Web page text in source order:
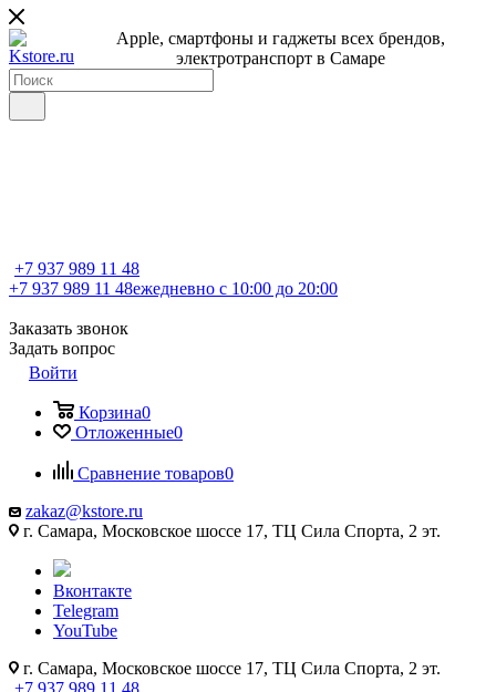
Apple, cмартфоны и гаджеты всех брендов,
электротранспорт в Самаре
+7 937 989 11 48
+7 937 989 11 48ежедневно с 10:00 до 20:00
Заказать звонок
Задать вопрос
Войти
Корзина0
Отложенные0
Сравнение товаров0
zakaz@kstore.ru
г. Самара, Московское шоссе 17, ТЦ Сила Спорта, 2 эт.
Вконтакте
Telegram
YouTube
г. Самара, Московское шоссе 17, ТЦ Сила Спорта, 2 эт.
+7 937 989 11 48